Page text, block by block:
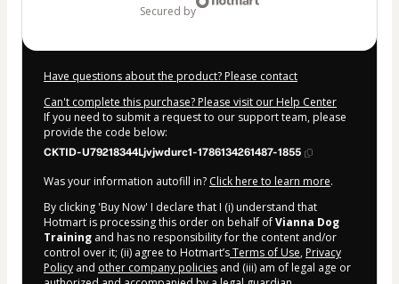
secured by
Have questions about the product? Please contact
Can't complete this purchase? Please visit our Help Center
If you need to submit a request to our support team, please
provide the code below:
CKTID-U79218344Ljvjwdurc1-1786134261487-1855
Was your information autofill in? Click here to learn more.
By clicking 'Buy Now' I declare that I (i) understand that
Hotmart is processing this order on behalf ofVianna Dog
Training and has no responsibility for the content and/or
control over it; (ii) agree to Hotmart’sTerms of Use, Privacy
Policy and other company policies and (iii) am of legal age or